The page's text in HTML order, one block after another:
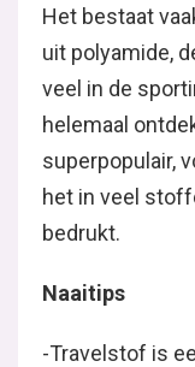
Het bestaat
uit polyamide,
veel in de
helemaal
superpopulair,
het in veel
bedrukt.
Naaitips
-Travelstof is